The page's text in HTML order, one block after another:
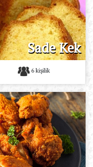
Sade Kek
6 kişilik